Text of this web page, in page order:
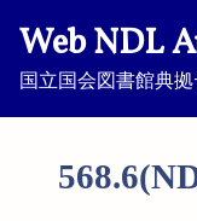
Web NDL
国立国会図書館典